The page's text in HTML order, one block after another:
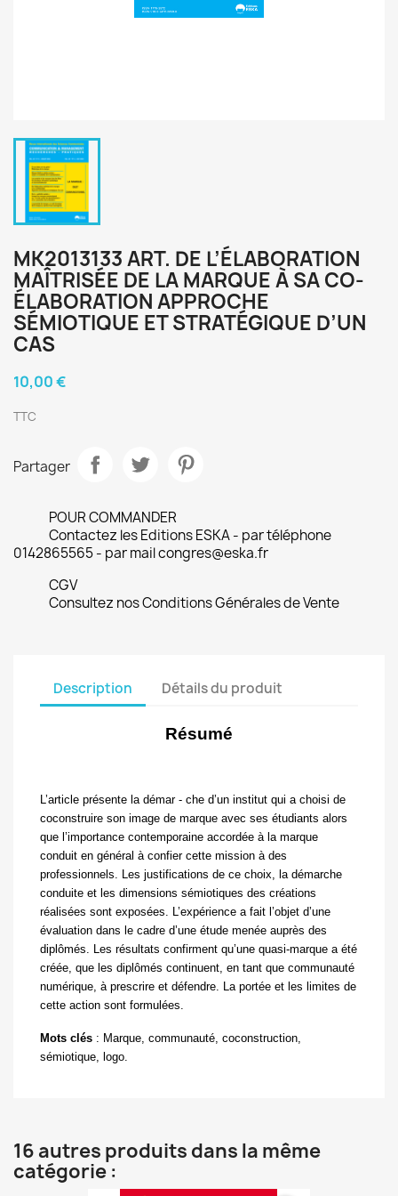
MK2013133 ART. DE L’ÉLABORATION
MAÎTRISÉE DE LA MARQUE À SA CO-
ÉLABORATION APPROCHE
SÉMIOTIQUE ET STRATÉGIQUE D’UN
CAS
10,00 €
TTC
Partager
POUR COMMANDER
Contactez les Editions ESKA - par téléphone
0142865565 - par mail congres@eska.fr
CGV
Consultez nos Conditions Générales de Vente
Description Détails du produit
Résumé
L’article présente la démar - che d’un institut qui a choisi de
coconstruire son image de marque avec ses étudiants alors
que l’importance contemporaine accordée à la marque
conduit en général à confier cette mission à des
professionnels. Les justifications de ce choix, la démarche
conduite et les dimensions sémiotiques des créations
réalisées sont exposées. L’expérience a fait l’objet d’une
évaluation dans le cadre d’une étude menée auprès des
diplômés. Les résultats confirment qu’une quasi-marque a été
créée, que les diplômés continuent, en tant que communauté
numérique, à prescrire et défendre. La portée et les limites de
cette action sont formulées.
Mots clés : Marque, communauté, coconstruction,
sémiotique, logo.
16 autres produits dans la même
catégorie :